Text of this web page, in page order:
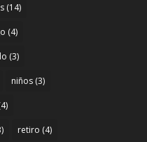
(14)
(4)
(3)
niños (3)
retiro (4)